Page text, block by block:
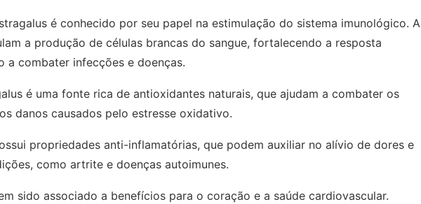
é conhecido por seu papel na estimulação do sistema imunológico. A
a produção de células brancas do sangue, fortalecendo a resposta
a combater infecções e doenças.
é uma fonte rica de antioxidantes naturais, que ajudam a combater os
danos causados ​​pelo estresse oxidativo.
propriedades anti-inflamatórias, que podem auxiliar no alívio de dores e
como artrite e doenças autoimunes.
sido associado a benefícios para o coração e a saúde cardiovascular.